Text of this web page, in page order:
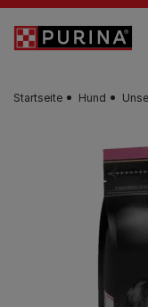
Skip to main content
Startseite Hund